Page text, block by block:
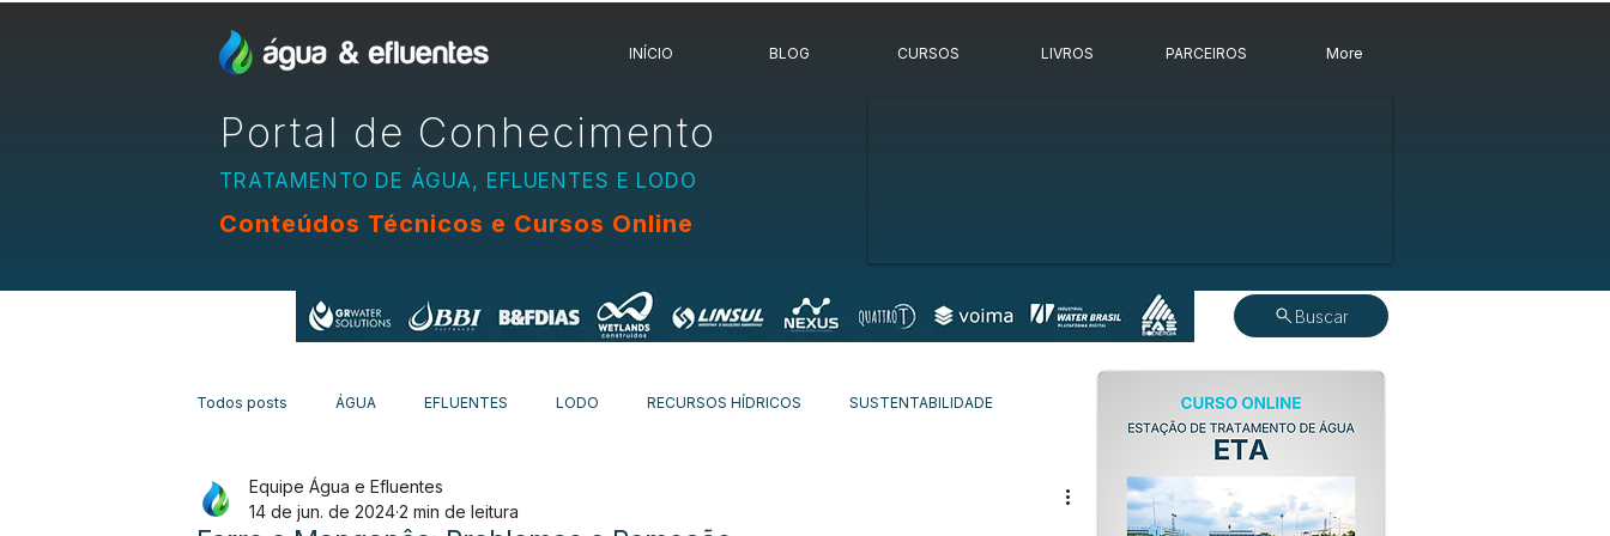
INÍCIO BLOG CURSOS LIVROS PARCEIROS More
Portal de Conhecimento
TRATAMENTO DE ÁGUA, EFLUENTES E LODO
Conteúdos Técnicos e Cursos Online
Buscar
Todos posts ÁGUA EFLUENTES LODO RECURSOS HÍDRICOS SUSTENTABILIDADE
EQUIPAMENTOS CURSOS
Equipe Água e Efluentes
14 de jun. de 20242 min de leitura